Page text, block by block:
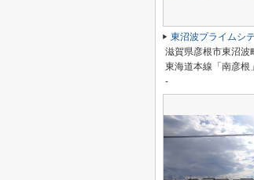
東沼波プライムシ
滋賀県彦根市東沼波
東海道本線「南彦根
-